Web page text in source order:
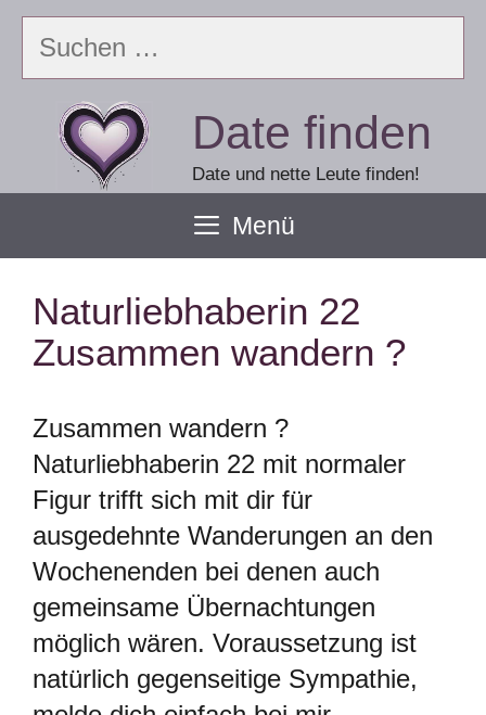
Zum
Inhalt
springen
Suchen
Date finden
Date und nette Leute finden!
Menü
Naturliebhaberin 22
Zusammen wandern ?
Zusammen wandern ?
Naturliebhaberin 22 mit normaler
Figur trifft sich mit dir für
ausgedehnte Wanderungen an den
Wochenenden bei denen auch
gemeinsame Übernachtungen
möglich wären. Voraussetzung ist
natürlich gegenseitige Sympathie,